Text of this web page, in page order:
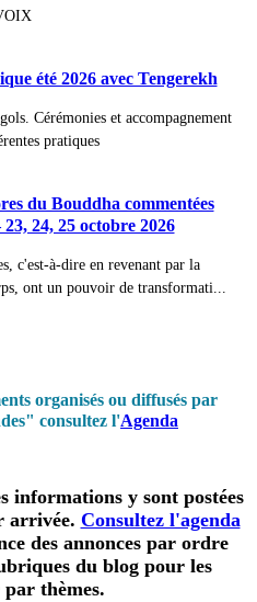
été 2026 avec Tengerekh
Cérémonies et accompagnement
pratiques
du Bouddha commentées
24, 25 octobre 2026
c'est-à-dire en revenant par la
ont un pouvoir de transformati...
organisés ou diffusés par
consultez l'Agenda
informations y sont postées
arrivée. Consultez l'agenda
des annonces par ordre
du blog pour les
thèmes.